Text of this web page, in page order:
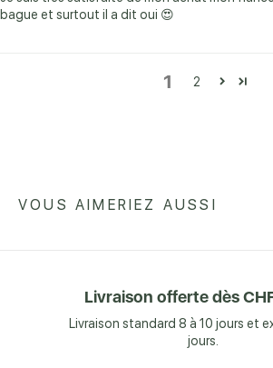
bague et surtout il a dit oui 😍
1 2
VOUS AIMERIEZ AUSSI
Livraison offerte dès
Livraison standard 8 à 10 jours et
jours.